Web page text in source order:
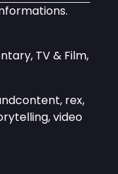
TV & Film,
rex,
video